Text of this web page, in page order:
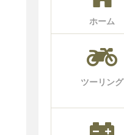
ホーム
ツーリング